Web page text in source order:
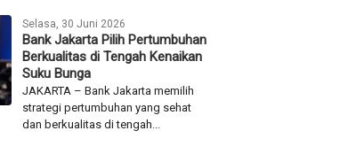
Selasa, 30 Juni 2026
Bank Jakarta Pilih Pertumbuhan
Berkualitas di Tengah Kenaikan
Suku Bunga
JAKARTA – Bank Jakarta memilih
strategi pertumbuhan yang sehat
dan berkualitas di tengah...